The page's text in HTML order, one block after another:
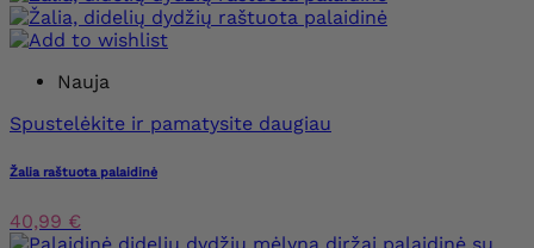
Nauja
Spustelėkite ir pamatysite daugiau
Žalia raštuota palaidinė
40,99 €